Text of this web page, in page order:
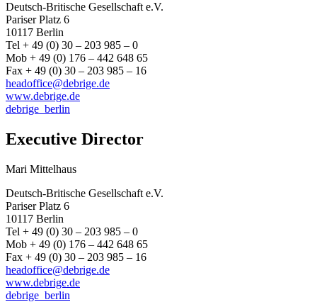
Deutsch-Britische Gesellschaft e.V.
Pariser Platz 6
10117 Berlin
Tel + 49 (0) 30 – 203 985 – 0
Mob + 49 (0) 176 – 442 648 65
Fax + 49 (0) 30 – 203 985 – 16
headoffice@debrige.de
www.debrige.de
debrige_berlin
Executive Director
Mari Mittelhaus
Deutsch-Britische Gesellschaft e.V.
Pariser Platz 6
10117 Berlin
Tel + 49 (0) 30 – 203 985 – 0
Mob + 49 (0) 176 – 442 648 65
Fax + 49 (0) 30 – 203 985 – 16
headoffice@debrige.de
www.debrige.de
debrige_berlin